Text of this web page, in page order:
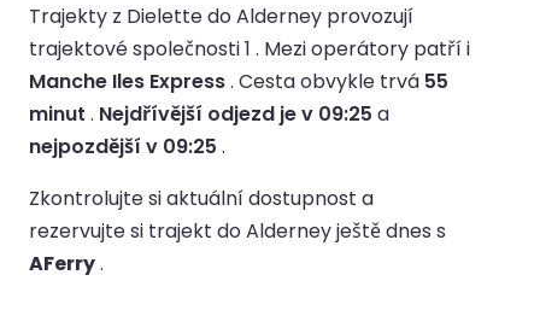
Trajekty z Dielette do Alderney provozují
trajektové společnosti 1 . Mezi operátory patří i
Manche Iles Express. Cesta obvykle trvá 55
minut . Nejdřívější odjezd je v 09:25 a
nejpozdější v 09:25 .
Zkontrolujte si aktuální dostupnost a
rezervujte si trajekt do Alderney ještě dnes s
AFerry.